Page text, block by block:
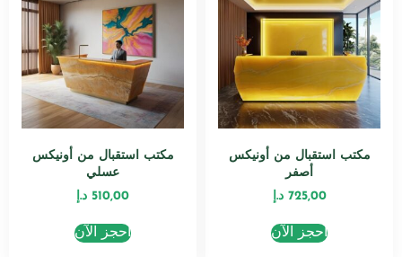
مكتب استقبال من أونيكس
أصفر
725,00 د.إ
احجز الآن
مكتب استقبال من أونيكس
عسلي
510,00 د.إ
احجز الآن